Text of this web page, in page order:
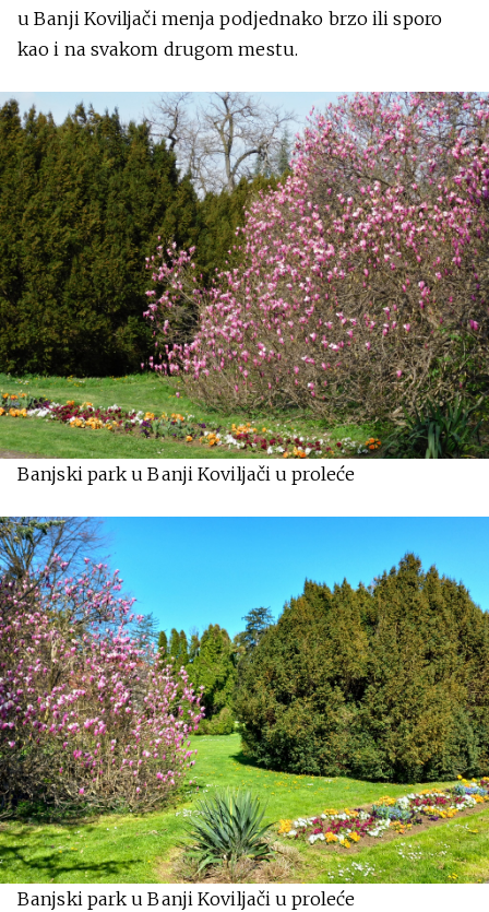
u Banji Koviljači menja podjednako brzo ili sporo
kao i na svakom drugom mestu.
Banjski park u Banji Koviljači u proleće
Banjski park u Banji Koviljači u proleće